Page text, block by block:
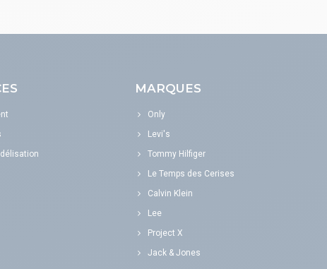
MARQUES
Only
Levi's
Tommy Hilfiger
Le Temps des Cerises
Calvin Klein
Lee
Project X
Jack & Jones